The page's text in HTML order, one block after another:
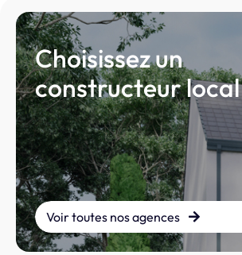
Choisissez un
constructeur local
Voir toutes nos agences